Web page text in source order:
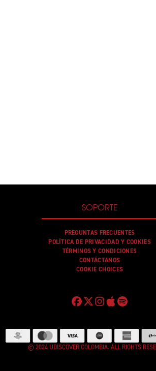
SOPORTE
PREGUNTAS FRECUENTES
POLÍTICA DE PRIVACIDAD Y COOKIES
TÉRMINOS Y CONDICIONES
CONTÁCTANOS
COOKIE CHOICES
© 2024 UDISCOVER COLOMBIA. ALL RIGHTS